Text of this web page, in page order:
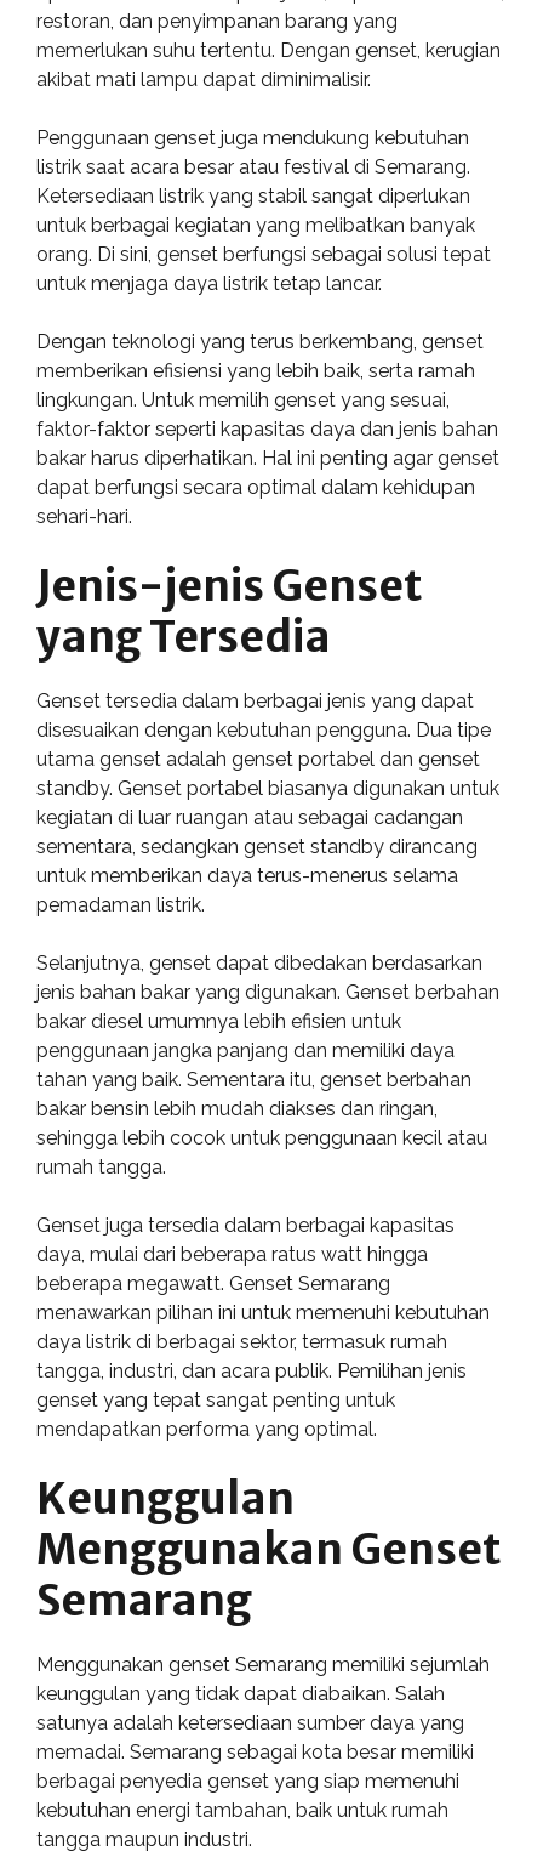
restoran, dan penyimpanan barang yang
memerlukan suhu tertentu. Dengan genset, kerugian
akibat mati lampu dapat diminimalisir.
Penggunaan genset juga mendukung kebutuhan
listrik saat acara besar atau festival di Semarang.
Ketersediaan listrik yang stabil sangat diperlukan
untuk berbagai kegiatan yang melibatkan banyak
orang. Di sini, genset berfungsi sebagai solusi tepat
untuk menjaga daya listrik tetap lancar.
Dengan teknologi yang terus berkembang, genset
memberikan efisiensi yang lebih baik, serta ramah
lingkungan. Untuk memilih genset yang sesuai,
faktor-faktor seperti kapasitas daya dan jenis bahan
bakar harus diperhatikan. Hal ini penting agar genset
dapat berfungsi secara optimal dalam kehidupan
sehari-hari.
Jenis-jenis Genset
yang Tersedia
Genset tersedia dalam berbagai jenis yang dapat
disesuaikan dengan kebutuhan pengguna. Dua tipe
utama genset adalah genset portabel dan genset
standby. Genset portabel biasanya digunakan untuk
kegiatan di luar ruangan atau sebagai cadangan
sementara, sedangkan genset standby dirancang
untuk memberikan daya terus-menerus selama
pemadaman listrik.
Selanjutnya, genset dapat dibedakan berdasarkan
jenis bahan bakar yang digunakan. Genset berbahan
bakar diesel umumnya lebih efisien untuk
penggunaan jangka panjang dan memiliki daya
tahan yang baik. Sementara itu, genset berbahan
bakar bensin lebih mudah diakses dan ringan,
sehingga lebih cocok untuk penggunaan kecil atau
rumah tangga.
Genset juga tersedia dalam berbagai kapasitas
daya, mulai dari beberapa ratus watt hingga
beberapa megawatt. Genset Semarang
menawarkan pilihan ini untuk memenuhi kebutuhan
daya listrik di berbagai sektor, termasuk rumah
tangga, industri, dan acara publik. Pemilihan jenis
genset yang tepat sangat penting untuk
mendapatkan performa yang optimal.
Keunggulan
Menggunakan Genset
Semarang
Menggunakan genset Semarang memiliki sejumlah
keunggulan yang tidak dapat diabaikan. Salah
satunya adalah ketersediaan sumber daya yang
memadai. Semarang sebagai kota besar memiliki
berbagai penyedia genset yang siap memenuhi
kebutuhan energi tambahan, baik untuk rumah
tangga maupun industri.